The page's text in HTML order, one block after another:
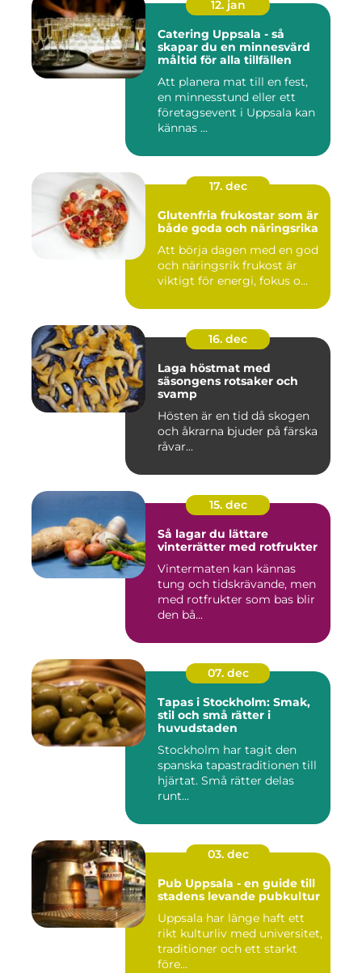
12. jan
Catering Uppsala - så
skapar du en minnesvärd
måltid för alla tillfällen
Att planera mat till en fest,
en minnesstund eller ett
företagsevent i Uppsala kan
kännas ...
17. dec
Glutenfria frukostar som är
både goda och näringsrika
Att börja dagen med en god
och näringsrik frukost är
viktigt för energi, fokus o...
16. dec
Laga höstmat med
säsongens rotsaker och
svamp
Hösten är en tid då skogen
och åkrarna bjuder på färska
råvar...
15. dec
Så lagar du lättare
vinterrätter med rotfrukter
Vintermaten kan kännas
tung och tidskrävande, men
med rotfrukter som bas blir
den bå...
07. dec
Tapas i Stockholm: Smak,
stil och små rätter i
huvudstaden
Stockholm har tagit den
spanska tapastraditionen till
hjärtat. Små rätter delas
runt...
03. dec
Pub Uppsala - en guide till
stadens levande pubkultur
Uppsala har länge haft ett
rikt kulturliv med universitet,
traditioner och ett starkt
före...